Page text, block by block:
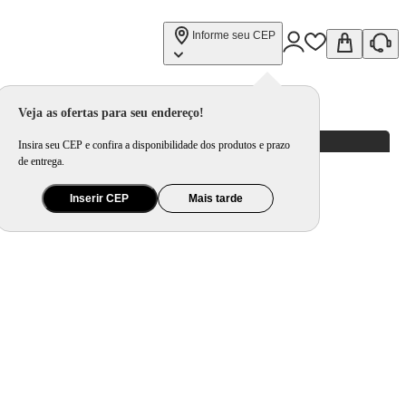
Informe seu CEP
Veja as ofertas para seu endereço!
Insira seu CEP e confira a disponibilidade dos produtos e prazo
de entrega.
Inserir CEP Mais tarde